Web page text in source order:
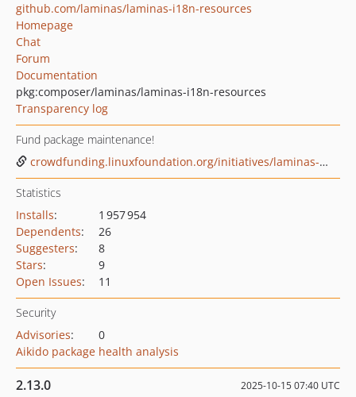
github.com/laminas/laminas-i18n-resources
Homepage
Chat
Forum
Documentation
pkg:composer/laminas/laminas-i18n-resources
Transparency log
Fund package maintenance!
crowdfunding.linuxfoundation.org/initiatives/laminas-project
Statistics
Installs:
1 957 954
Dependents:
26
Suggesters:
8
Stars:
9
Open Issues: 11
Security
Advisories:
0
Aikido package health analysis
2.13.0 2025-10-15 07:40 UTC